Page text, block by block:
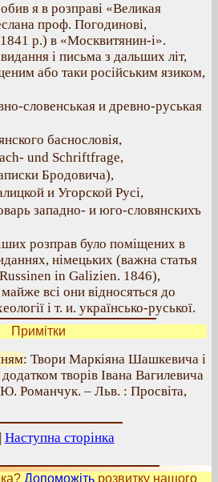
я в розправі «Великая
проф. Погодинові,
р.) в «Москвитянин-і».
і письма з дальших літ,
або таки російським язиком,
словенськая и древно-руськая
баснословія,
und Schriftfrage,
Бродовича),
и Угорской Русі,
западно- и юго-словянскихъ
розправ було поміщених в
німецьких (важна статья
in Galizien. 1846),
всі они відносяться до
і т. и. українсько-руської.
Примітки
: Твори Маркіяна Шашкевича і
творів Івана Вагилевича
Романчук. – Льв. : Просвіта,
| Наступна сторінка
Допоможітьрозвитку нашого